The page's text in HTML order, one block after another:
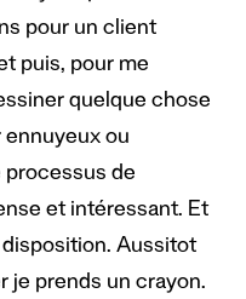
pour un client
puis, pour me
quelque chose
ennuyeux ou
processus de
et intéressant. Et
Aussitot
je prends un crayon.